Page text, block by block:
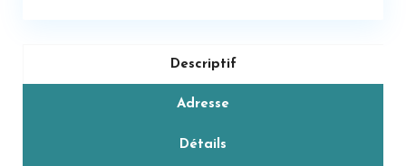
Descriptif
Adresse
Détails